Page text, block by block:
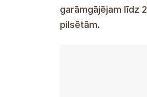
garāmgājējam līdz
pilsētām.